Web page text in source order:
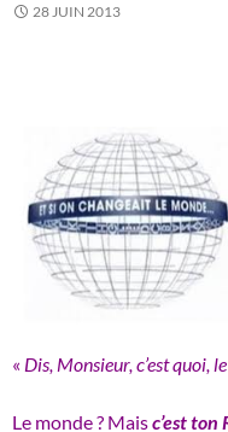
28 JUIN 2013
« Dis, Monsieur, c’est quoi,
Le monde ? Maisc’estton